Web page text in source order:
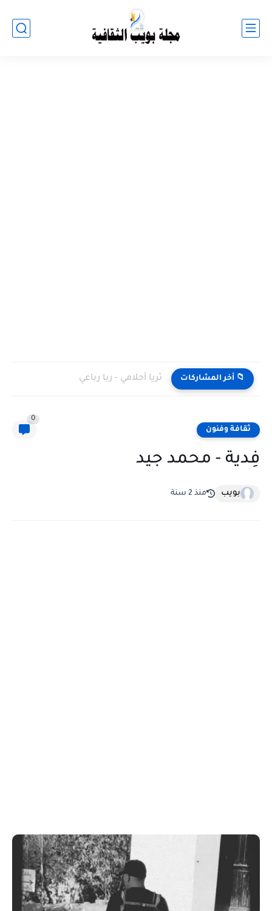
📁 أخر المشاركات ثريا أحلامي - ربا رباعي
ثقافة وفنون
0
فِدية - محمد جيد
بويب منذ 2 سنة